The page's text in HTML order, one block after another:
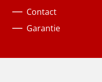
Contact
Garantie